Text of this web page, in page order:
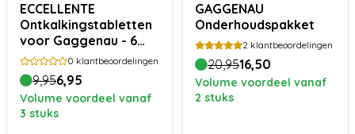
ECCELLENTE
Ontkalkingstabletten
voor Gaggenau - 6
stuks
0 klantbeoordelingen
9,956,95
Volume voordeel vanaf
3 stuks
GAGGENAU
Onderhoudspakket
2 klantbeoordelingen
20,9516,50
Volume voordeel vanaf
2 stuks